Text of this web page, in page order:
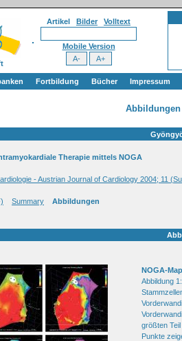
Artikel Bilder Volltext
Mobile Version
Fortbildung Bücher Impressum
Therapie mittels NOGA
- Austrian Journal of Cardiology 2004; 11
Summary Abbildungen
NOGA-
Abbildung
größten
Punkte